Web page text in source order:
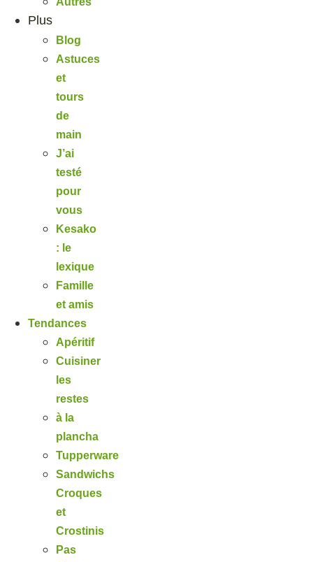
Plus
Blog
Astuces
et
tours
de
main
J’ai
testé
pour
vous
Kesako
: le
lexique
Famille
et amis
Tendances
Apéritif
Cuisiner
les
restes
à la
plancha
Tupperware
Sandwichs
Croques
et
Crostinis
Pas